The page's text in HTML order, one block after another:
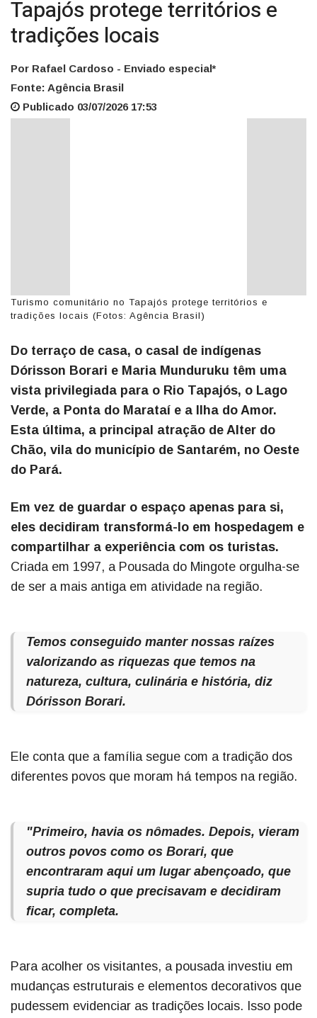
Tapajós protege territórios e
tradições locais
Por Rafael Cardoso - Enviado especial*
Fonte: Agência Brasil
Publicado 03/07/2026 17:53
Turismo comunitário no Tapajós protege territórios e
tradições locais (Fotos: Agência Brasil)
Do terraço de casa, o casal de indígenas
Dórisson Borari e Maria Munduruku têm uma
vista privilegiada para o Rio Tapajós, o Lago
Verde, a Ponta do Marataí e a Ilha do Amor.
Esta última, a principal atração de Alter do
Chão, vila do município de Santarém, no Oeste
do Pará.
Em vez de guardar o espaço apenas para si,
eles decidiram transformá-lo em hospedagem e
compartilhar a experiência com os turistas.
Criada em 1997, a Pousada do Mingote orgulha-se
de ser a mais antiga em atividade na região.
Temos conseguido manter nossas raízes
valorizando as riquezas que temos na
natureza, cultura, culinária e história, diz
Dórisson Borari.
Ele conta que a família segue com a tradição dos
diferentes povos que moram há tempos na região.
"Primeiro, havia os nômades. Depois, vieram
outros povos como os Borari, que
encontraram aqui um lugar abençoado, que
supria tudo o que precisavam e decidiram
ficar, completa.
Para acolher os visitantes, a pousada investiu em
mudanças estruturais e elementos decorativos que
pudessem evidenciar as tradições locais. Isso pode